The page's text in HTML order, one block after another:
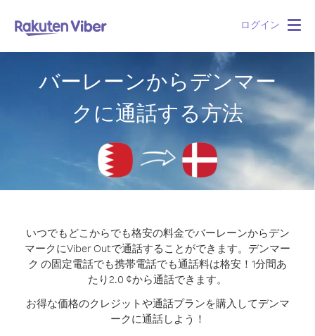
ログイン
バーレーンからデンマー
クに通話する方法
いつでもどこからでも格安の料金でバーレーンからデン
マークにViber Outで通話することができます。 デンマー
ク の固定電話でも携帯電話でも通話料は格安！1分間あ
たり2.0 ¢から通話できます。
お得な価格のクレジットや通話プランを購入してデンマ
ークに通話しよう！